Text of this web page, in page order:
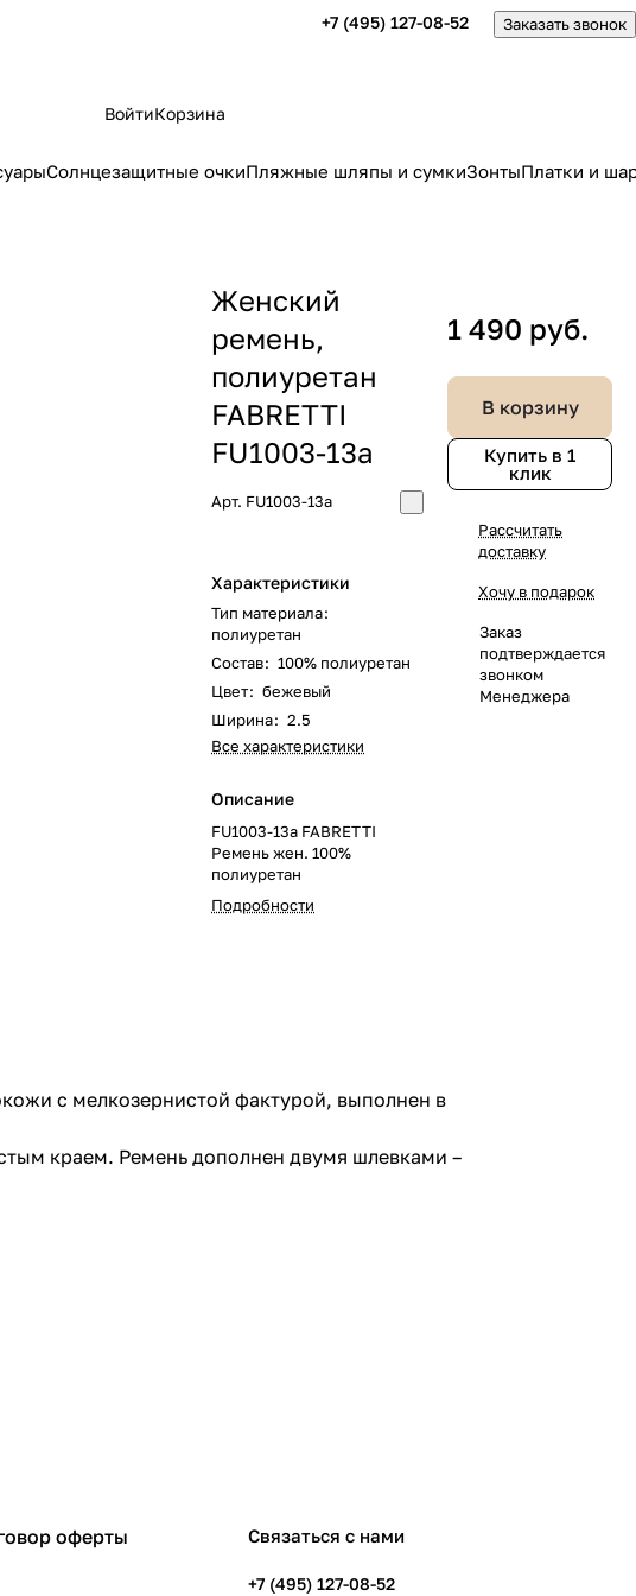
+7 (495) 127-08-52 Заказать звонок
ВойтиКорзина
Солнцезащитные очкиПляжные шляпы и сумкиЗонтыПлатки и
Женский
ремень,
полиуретан
FABRETTI
FU1003-13a
Арт. FU1003-13a
Характеристики
Тип материала:
полиуретан
Состав: 100% полиуретан
Цвет: бежевый
Ширина: 2.5
Все характеристики
Описание
FU1003-13a FABRETTI
Ремень жен. 100%
полиуретан
Подробности
1 490 руб.
В корзину
Купить в 1
клик
Рассчитать
доставку
Хочу в подарок
Заказ
подтверждается
звонком
Менеджера
с мелкозернистой фактурой, выполнен в
краем. Ремень дополнен двумя шлевками –
оферты
Связаться с нами
+7 (495) 127-08-52